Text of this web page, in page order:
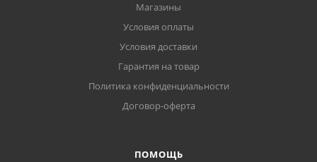
Магазины
Условия оплаты
Условия доставки
Гарантия на товар
Политика конфиденциальности
Договор-оферта
ПОМОЩЬ